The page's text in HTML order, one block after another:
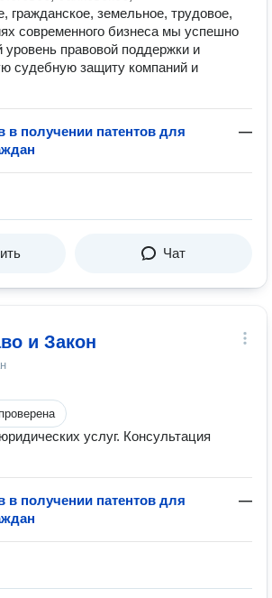
гражданское, земельное, трудовое,
современного бизнеса мы успешно
уровень правовой поддержки и
судебную защиту компаний и
получении патентов для
—
Чат
и Закон
услуг. Консультация
получении патентов для
—